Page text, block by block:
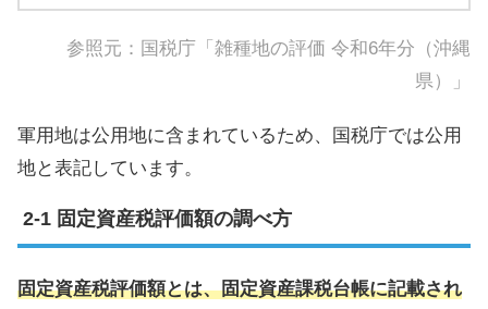
参照元： 国税庁「雑種地の評価 令和6年分（沖縄
県）」
軍用地は公用地に含まれているため、国税庁では公用
地と表記しています。
固定資産税評価額の調べ方
固定資産税評価額とは、固定資産課税台帳に記載され